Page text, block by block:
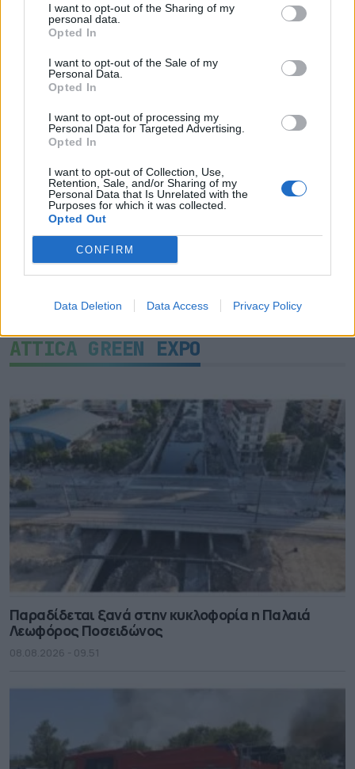
I want to opt-out of the Sharing of my
personal data.
Opted In
I want to opt-out of the Sale of my
Personal Data.
Opted In
I want to opt-out of processing my
Personal Data for Targeted Advertising.
Opted In
I want to opt-out of Collection, Use,
Retention, Sale, and/or Sharing of my
Personal Data that Is Unrelated with the
Purposes for which it was collected.
Opted Out
CONFIRM
Data Deletion Data Access Privacy Policy
στρατηγική αποκατάστασης που βρίσκεται
σε επίπεδο σύνταξης.
ΟΛΕΣ ΟΙ ΕΙΔΗΣΕΙΣ
Παραδίδεται ξανά στην κυκλοφορία η Παλαιά
Λεωφόρος Ποσειδώνος
Σε κόκκινο συναγερμό για φωτιές Κρήτη, Χίος,
Σάμος και Ικαρία
Στην εκστρατεία ενημέρωσης για τη SMA ο
δήμος Παιονίας
TAGS: ATTICA GREEN EXPO ΟΙΚΟΣΥΣΤΗΜΑΤΑ
ATTICA GREEN EXPO
Παραδίδεται ξανά στην κυκλοφορία η Παλαιά
Λεωφόρος Ποσειδώνος
08.08.2026 - 09.51